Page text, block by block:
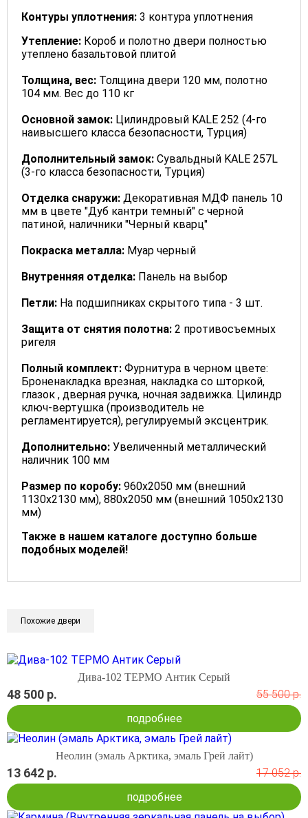
Контуры уплотнения: 3 контура уплотнения
Утепление: Короб и полотно двери полностью
утеплено базальтовой плитой
Толщина, вес: Толщина двери 120 мм, полотно
104 мм. Вес до 110 кг
Основной замок: Цилиндровый KALE 252 (4-го
наивысшего класса безопасности, Турция)
Дополнительный замок: Сувальдный KALE 257L
(3-го класса безопасности, Турция)
Отделка снаружи: Декоративная МДФ панель 10
мм в цвете "Дуб кантри темный" с черной
патиной, наличники "Черный кварц"
Покраска металла: Муар черный
Внутренняя отделка: Панель на выбор
Петли: На подшипниках скрытого типа - 3 шт.
Защита от снятия полотна: 2 противосъемных
ригеля
Полный комплект: Фурнитура в черном цвете:
Броненакладка врезная, накладка со шторкой,
глазок , дверная ручка, ночная задвижка. Цилиндр
ключ-вертушка (производитель не
регламентируется), регулируемый эксцентрик.
Дополнительно: Увеличенный металлический
наличник 100 мм
Размер по коробу: 960х2050 мм (внешний
1130х2130 мм), 880х2050 мм (внешний 1050х2130
мм)
Также в нашем каталоге доступно больше
подобных моделей!
Похожие двери
Дива-102 ТЕРМО Антик Серый
48 500 р.
55 500 р.
подробнее
Неолин (эмаль Арктика, эмаль Грей лайт)
13 642 р.
17 052 р.
подробнее